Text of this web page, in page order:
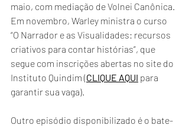
maio, com mediação de Volnei Canônica.
Em novembro, Warley ministra o curso
“O Narrador e as Visualidades: recursos
criativos para contar histórias”, que
segue com inscrições abertas no site do
Instituto Quindim (CLIQUE AQUI para
garantir sua vaga).
Outro episódio disponibilizado é o bate-